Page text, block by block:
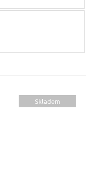
Skladem